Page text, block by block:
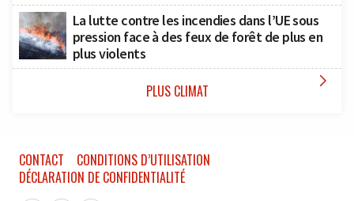
La lutte contre les incendies dans l’UE sous
pression face à des feux de forêt de plus en
plus violents
PLUS CLIMAT 
CONTACT
CONDITIONS D’UTILISATION
DÉCLARATION DE CONFIDENTIALITÉ